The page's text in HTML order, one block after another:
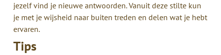
jezelf vind je nieuwe antwoorden. Vanuit deze stilte kun
je met je wijsheid naar buiten treden en delen wat je hebt
ervaren.
Tips